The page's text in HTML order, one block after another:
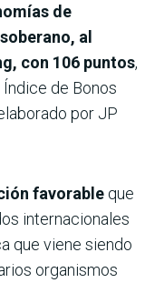
de
al
con 106 puntos,
de Bonos
por JP
favorable que
internacionales
que viene siendo
organismos